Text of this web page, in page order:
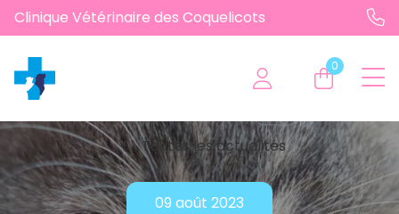
Clinique Vétérinaire des Coquelicots
0
chevron_left Toutes les actualités
09 août 2023